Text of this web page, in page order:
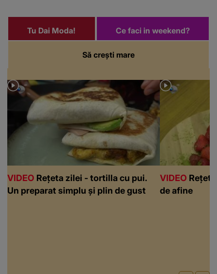
Să crești mare
Tu Dai Moda! Ce faci in weekend?
VIDEO Rețeta zilei - tortilla cu pui.
Un preparat simplu și plin de gust
VIDEO
de afine